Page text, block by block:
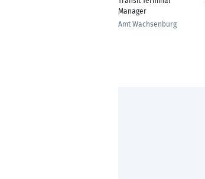
Manager
Amt Wachsenburg